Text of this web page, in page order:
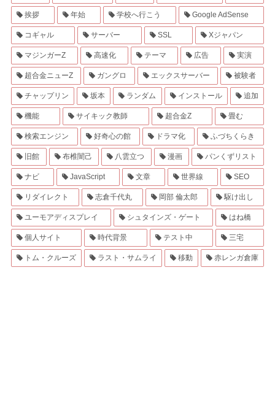
挨拶 年始 学校へ行こう Google AdSense
コギャル サーバー SSL Xジャパン
マジンガーZ 高速化 テーマ 広告 実演
超合金ニューZ ガングロ エックスサーバー 被験者
チャップリン 坂本 ランダム インストール 追加
機能 サイキック教師 超合金Z 畳む
検索エンジン 好奇心の館 ドラマ化 ふづちくらき
旧館 布椎闇己 八雲立つ 漫画 パンくずリスト
ナビ JavaScript 文章 世界線 SEO
リダイレクト 志倉千代丸 岡部 倫太郎 駆け出し
ユーモアディスプレイ シュタインズ・ゲート はね橋
個人サイト 時代背景 テスト中 三宅
トム・クルーズ ラスト・サムライ 移動 赤レンガ倉庫